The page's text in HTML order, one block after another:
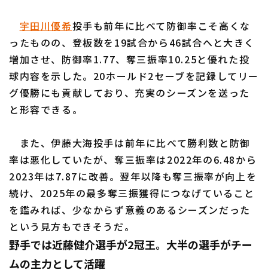
宇田川優希投手も前年に比べて防御率こそ高くな
ったものの、登板数を19試合から46試合へと大きく
増加させ、防御率1.77、奪三振率10.25と優れた投
球内容を示した。20ホールド2セーブを記録してリー
グ優勝にも貢献しており、充実のシーズンを送った
と形容できる。
また、伊藤大海投手は前年に比べて勝利数と防御
率は悪化していたが、奪三振率は2022年の6.48から
2023年は7.87に改善。翌年以降も奪三振率が向上を
続け、2025年の最多奪三振獲得につなげていること
を鑑みれば、少なからず意義のあるシーズンだった
という見方もできそうだ。
野手では近藤健介選手が2冠王。大半の選手がチー
ムの主力として活躍